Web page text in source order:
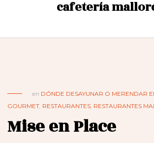
cafetería
en DÓNDE DESAYUNAR O MERENDAR
GOURMET, RESTAURANTES, RESTAURANTES
Mise en Place